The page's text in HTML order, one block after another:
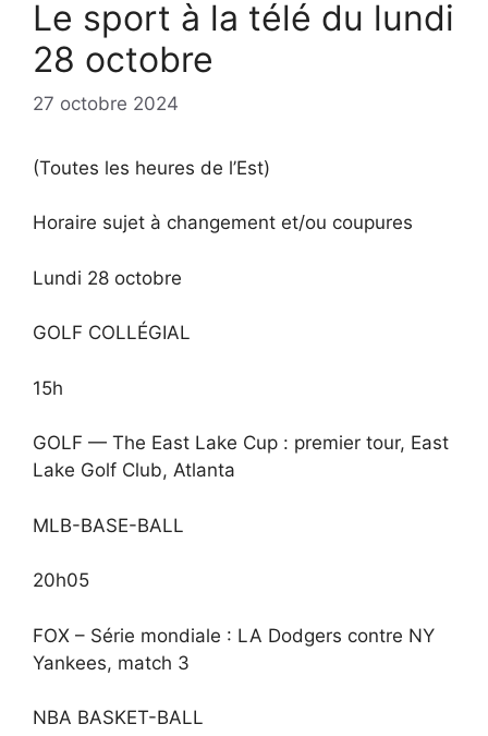
Le sport à la télé du lundi
28 octobre
27 octobre 2024
(Toutes les heures de l’Est)
Horaire sujet à changement et/ou coupures
Lundi 28 octobre
GOLF COLLÉGIAL
15h
GOLF — The East Lake Cup : premier tour, East
Lake Golf Club, Atlanta
MLB-BASE-BALL
20h05
FOX – Série mondiale : LA Dodgers contre NY
Yankees, match 3
NBA BASKET-BALL